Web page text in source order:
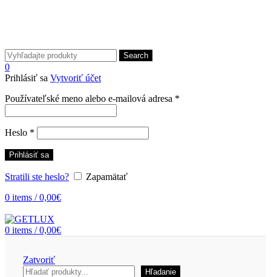
Search
0
Prihlásiť sa Vytvoriť účet
Používateľské meno alebo e-mailová adresa *
Heslo *
Prihlásiť sa
Stratili ste heslo?
Zapamätať
0 items / 0,00€
0 items / 0,00€
Zatvoriť
Hľadať
Hľadanie